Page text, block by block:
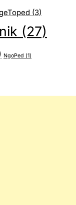
(3)
(27)
NgoPed (1)